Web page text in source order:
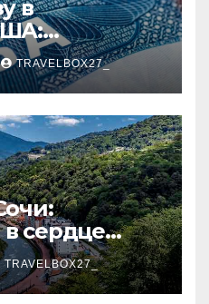
в
TRAVELBOX27_
сердце
курорта
TRAVELBOX27_